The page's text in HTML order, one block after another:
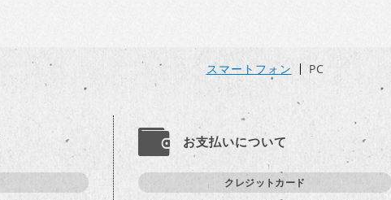
スマートフォン PC
お支払いについて
クレジットカード